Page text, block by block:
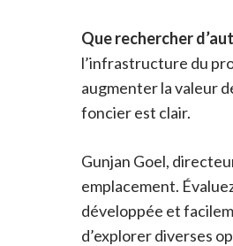
Que rechercher
l’infrastructure du
augmenter la valeur
foncier est clair.
Gunjan Goel,
emplacement.
développée et
d’explorer diverses